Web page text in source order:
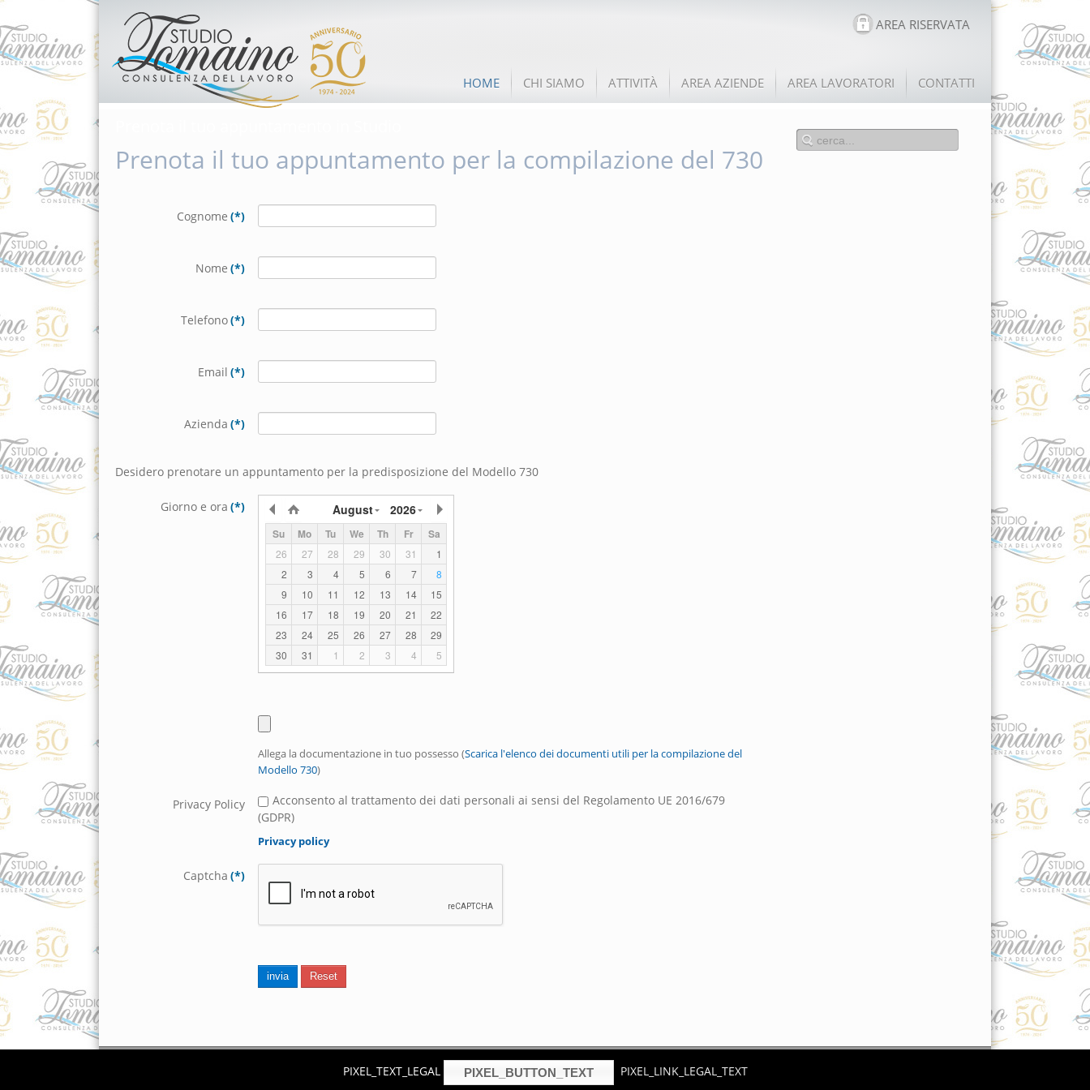
AREA RISERVATA
HOME CHI SIAMO ATTIVITÀ AREA AZIENDE AREA LAVORATORI CONTATTI
Prenota il tuo appuntamento per la compilazione del 730
Cognome (*)
Nome (*)
Telefono(*)
Email (*)
Azienda (*)
Desidero prenotare un appuntamento per la predisposizione del Modello 730
Giorno e ora (*) August 2026
Su Mo Tu We Th Fr Sa
26 27 28 29 30 31
1
2
3 4 5 6 7
8
9
10 11 12 13 14
15
16
17 18 19 20 21
22
23
24 25 26 27 28
29
30
31 1 2 3 4 5
Allega la documentazione in tuo possesso (Scarica l'elenco dei documenti utili per la compilazione del
Modello 730)
Privacy Policy
Acconsento al trattamento dei dati personali ai sensi del Regolamento UE 2016/679
(GDPR)
Privacy policy
Captcha (*)
invia Reset
Copyright © 2013 P.iva 01255740019 -Cookies Policy - Hosted and design byaries.it
PIXEL_TEXT_LEGAL PIXEL_BUTTON_TEXT PIXEL_LINK_LEGAL_TEXT